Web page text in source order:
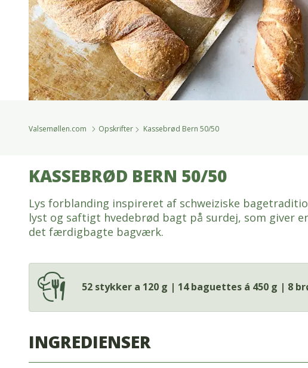
Valsemøllen.com Opskrifter Kassebrød Bern 50/50
KASSEBRØD BERN 50/50
Lys forblanding inspireret af schweiziske
lyst og saftigt hvedebrød bagt på surdej, som giver
det færdigbagte bagværk.
52 stykker a 120 g | 14 baguettes á 450 g | 8
INGREDIENSER